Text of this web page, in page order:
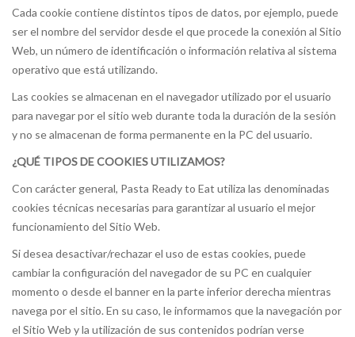
Cada cookie contiene distintos tipos de datos, por ejemplo, puede
ser el nombre del servidor desde el que procede la conexión al Sitio
Web, un número de identificación o información relativa al sistema
operativo que está utilizando.
Las cookies se almacenan en el navegador utilizado por el usuario
para navegar por el sitio web durante toda la duración de la sesión
y no se almacenan de forma permanente en la PC del usuario.
¿QUÉ TIPOS DE COOKIES UTILIZAMOS?
Con carácter general, Pasta Ready to Eat utiliza las denominadas
cookies técnicas necesarias para garantizar al usuario el mejor
funcionamiento del Sitio Web.
Si desea desactivar/rechazar el uso de estas cookies, puede
cambiar la configuración del navegador de su PC en cualquier
momento o desde el banner en la parte inferior derecha mientras
navega por el sitio. En su caso, le informamos que la navegación por
el Sitio Web y la utilización de sus contenidos podrían verse